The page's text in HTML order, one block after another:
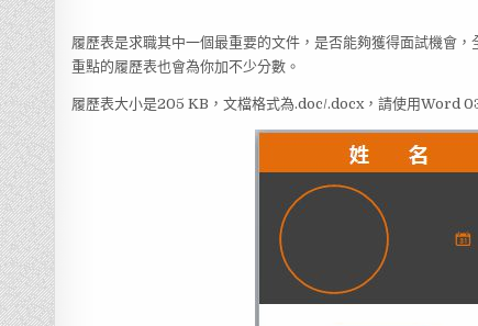
履歷表是求職其中一個最重要的文件，是否能夠獲得面試機會
重點的履歷表也會為你加不少分數。
履歷表大小是205 KB，文檔格式為.doc/.docx，請使用Word